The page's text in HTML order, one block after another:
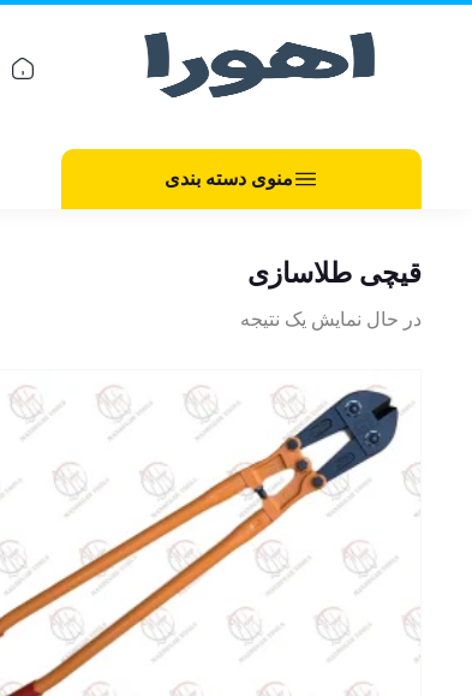
منوی دسته بندی
قیچی طلاسازی
در حال نمایش یک نتیجه